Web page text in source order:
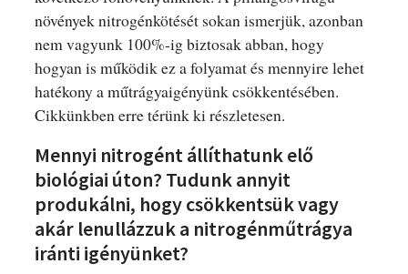
növények nitrogénkötését sokan ismerjük, azonban
nem vagyunk 100%-ig biztosak abban, hogy
hogyan is működik ez a folyamat és mennyire lehet
hatékony a műtrágyaigényünk csökkentésében.
Cikkünkben erre térünk ki részletesen.
Mennyi nitrogént állíthatunk elő
biológiai úton? Tudunk annyit
produkálni, hogy csökkentsük vagy
akár lenullázzuk a nitrogénműtrágya
iránti igényünket?